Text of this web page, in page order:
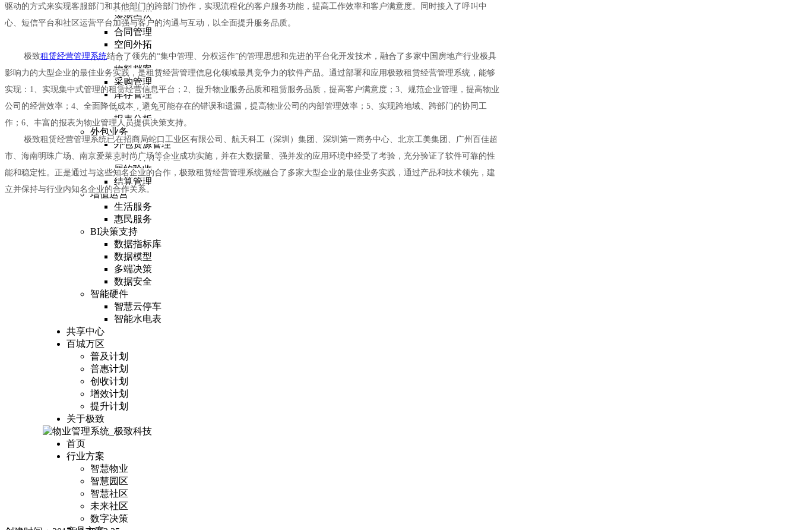
资源盘点
资源定价
合同管理
空间外拓
集中采购
物料档案
采购管理
库存管理
供应商管理
报表分析
外包业务
外包资源管理
供应商合同管理
履约验收
结算管理
增值运营
生活服务
惠民服务
BI决策支持
数据指标库
数据模型
多端决策
数据安全
智能硬件
智慧云停车
智能水电表
共享中心
百城万区
普及计划
普惠计划
创收计划
增效计划
提升计划
关于极致
首页
行业方案
智慧物业
智慧园区
智慧社区
未来社区
数字决策
驱动的方式来实现客服部门和其他部门的跨部门协作，实现流程化的客户服务功能，提高工作效率和客户满意度。同时接入了呼叫中
心、短信平台和社区运营平台加强与客户的沟通与互动，以全面提升服务品质。
极致租赁经营管理系统结合了领先的“集中管理、分权运作”的管理思想和先进的平台化开发技术，融合了多家中国房地产行业极具
影响力的大型企业的最佳业务实践，是租赁经营管理信息化领域最具竞争力的软件产品。通过部署和应用极致租赁经营管理系统，能够
实现：1、实现集中式管理的租赁经营信息平台；2、提升物业服务品质和租赁服务品质，提高客户满意度；3、规范企业管理，提高物业
公司的经营效率；4、全面降低成本，避免可能存在的错误和遗漏，提高物业公司的内部管理效率；5、实现跨地域、跨部门的协同工
作；6、丰富的报表为物业管理人员提供决策支持。
极致租赁经营管理系统已在招商局蛇口工业区有限公司、航天科工（深圳）集团、深圳第一商务中心、北京工美集团、广州百佳超
市、海南明珠广场、南京爱莱克时尚广场等企业成功实施，并在大数据量、强并发的应用环境中经受了考验，充分验证了软件可靠的性
能和稳定性。正是通过与这些知名企业的合作，极致租赁经营管理系统融合了多家大型企业的最佳业务实践，通过产品和技术领先，建
立并保持与行业内知名企业的合作关系。